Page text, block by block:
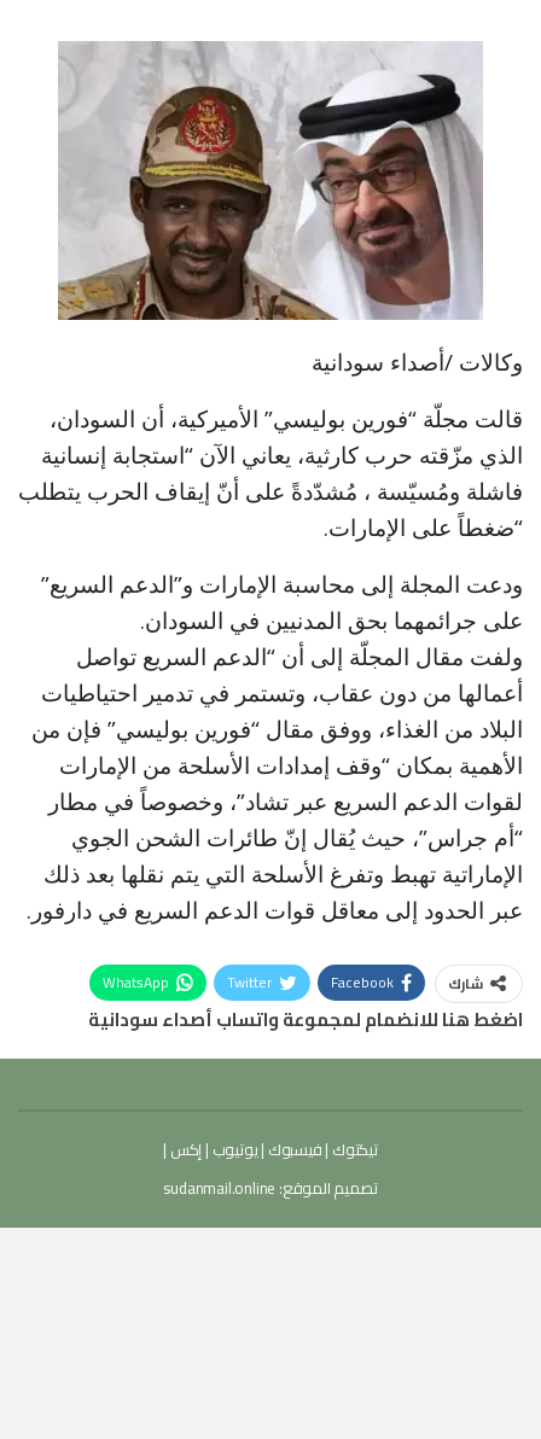
وكالات /أصداء سودانية
قالت مجلّة “فورين بوليسي” الأميركية، أن السودان،
الذي مزّقته حرب كارثية، يعاني الآن “استجابة إنسانية
فاشلة ومُسيّسة ، مُشدّدةً على أنّ إيقاف الحرب يتطلب
“ضغطاً على الإمارات.
ودعت المجلة إلى محاسبة الإمارات و”الدعم السريع”
على جرائمهما بحق المدنيين في السودان.
ولفت مقال المجلّة إلى أن “الدعم السريع تواصل
أعمالها من دون عقاب، وتستمر في تدمير احتياطيات
البلاد من الغذاء، ووفق مقال “فورين بوليسي” فإن من
الأهمية بمكان “وقف إمدادات الأسلحة من الإمارات
لقوات الدعم السريع عبر تشاد”، وخصوصاً في مطار
“أم جراس”، حيث يُقال إنّ طائرات الشحن الجوي
الإماراتية تهبط وتفرغ الأسلحة التي يتم نقلها بعد ذلك
عبر الحدود إلى معاقل قوات الدعم السريع في دارفور.
شارك Facebook
Twitter
WhatsApp
اضغط هنا للانضمام لمجموعة واتساب أصداء سودانية
تيكتوك |فيسبوك |يوتيوب |إكس |
تصميم الموقع: sudanmail.online